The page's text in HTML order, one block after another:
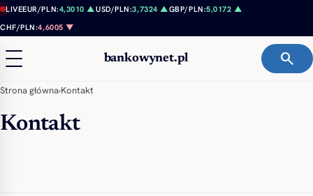
Przejdź do treści
LIVEEUR/PLN:4,3010 ▲USD/PLN:3,7324 ▲GBP/PLN:5,0172 ▲
CHF/PLN:4,6005 ▼
bankowynet.pl search
Strona główna›Kontakt
Kontakt